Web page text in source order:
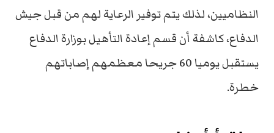
النظاميين، لذلك يتم توفير الرعاية لهم من قبل جيش
الدفاع، كاشفة أن قسم إعادة التأهيل بوزارة الدفاع
يستقبل يوميا 60 جريحا معظمهم إصاباتهم
خطرة.